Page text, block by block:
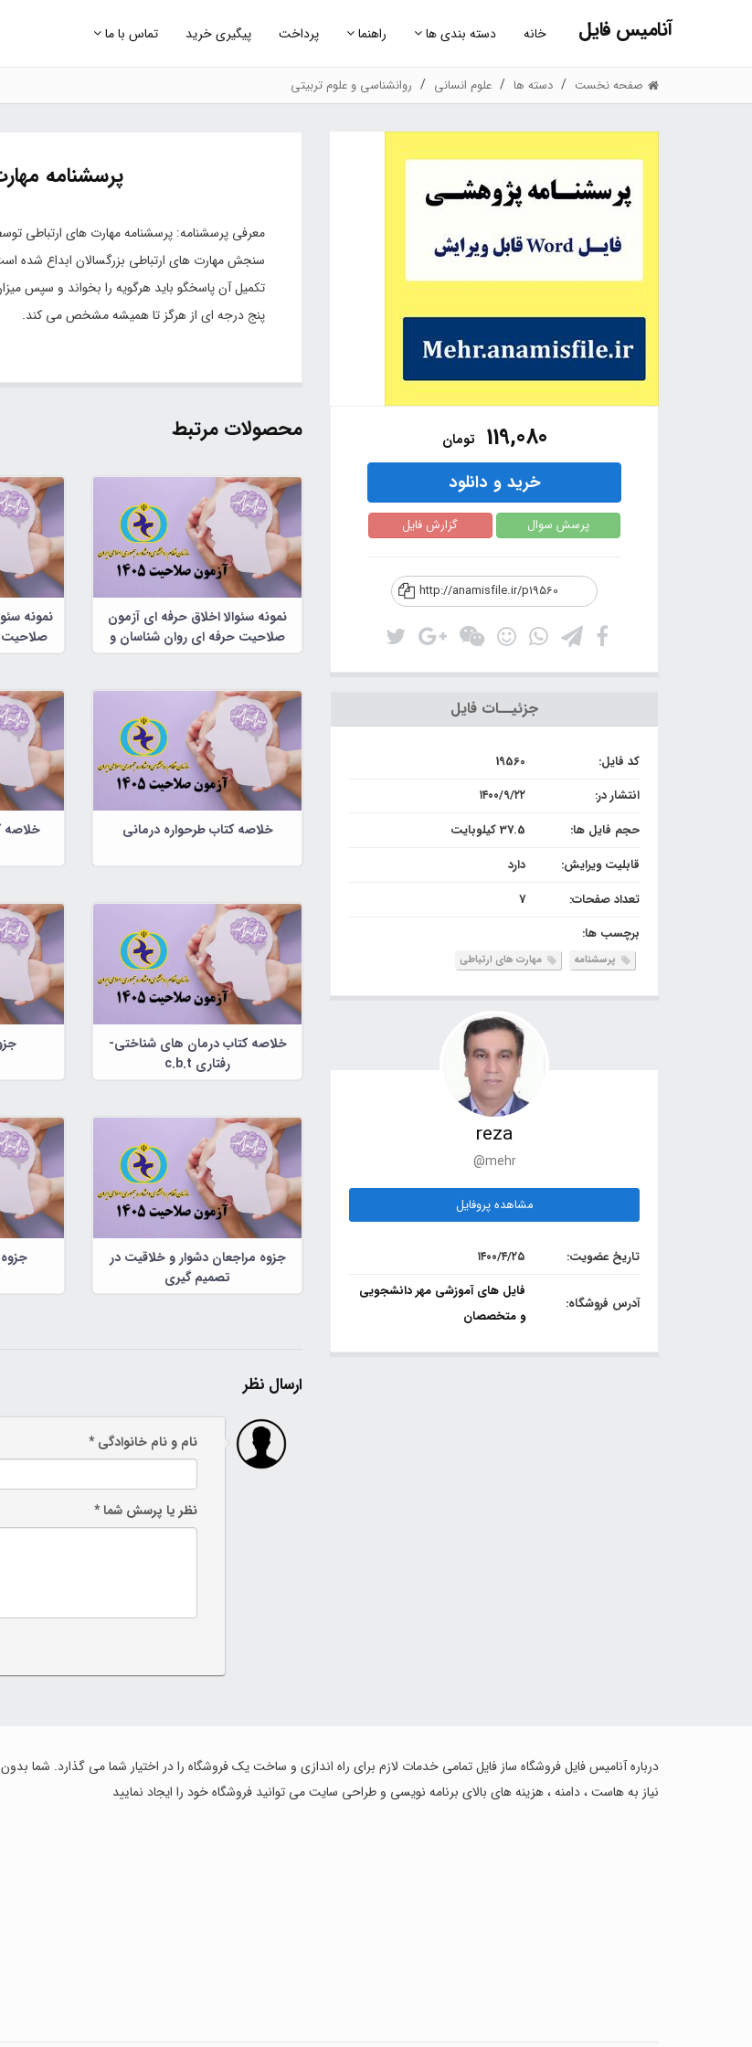
آنامیس فایل خانه دسته بندی ها راهنما پرداخت پیگیری خرید تماس با ما
صفحه نخست دسته ها علوم انسانی روانشناسی و علوم تربیتی
119,080 تومان
خرید و دانلود
پرسش سوال گزارش فایل
http://anamisfile.ir/p19560
جزئیــات فایل
کد فایل:
19560
انتشار در:
۱۴۰۰/۹/۲۲
حجم فایل ها:
37.5 کیلوبایت
قابلیت ویرایش:
دارد
تعداد صفحات:
7
برچسب ها:
پرسشنامه مهارت های ارتباطی
reza
@mehr
مشاهده پروفایل
تاریخ عضویت: ۱۴۰۰/۴/۲۵
آدرس فروشگاه:
فایل های آموزشی مهر دانشجویی
و متخصصان
پرسشنامه
تکمیل آن پاسخگو باید هرگویه را بخواند و سپس
پنج درجه ای از هرگز تا همیشه مشخص می کند.
محصولات مرتبط
نمونه سئوالا اخلاق حرفه ای آزمون
صلاحیت حرفه ای روان شناسان و
مشاوران
نمونه
صلاحیت
خلاصه کتاب طرحواره درمانی خلاصه
خلاصه کتاب درمان های شناختی-
رفتاری c.b.t
جزوه مراجعان دشوار و خلاقیت در
تصمیم گیری
ارسال نظر
نام و نام خانوادگی *
نظر یا پرسش شما *
درباره آنامیس فایل فروشگاه ساز فایل تمامی خدمات لازم برای راه اندازی و ساخت یک فروشگاه را در اختیار شما می گذارد. شما بدون
نیاز به هاست ، دامنه ، هزینه های بالای برنامه نویسی و طراحی سایت می توانید فروشگاه خود را ایجاد نمایید